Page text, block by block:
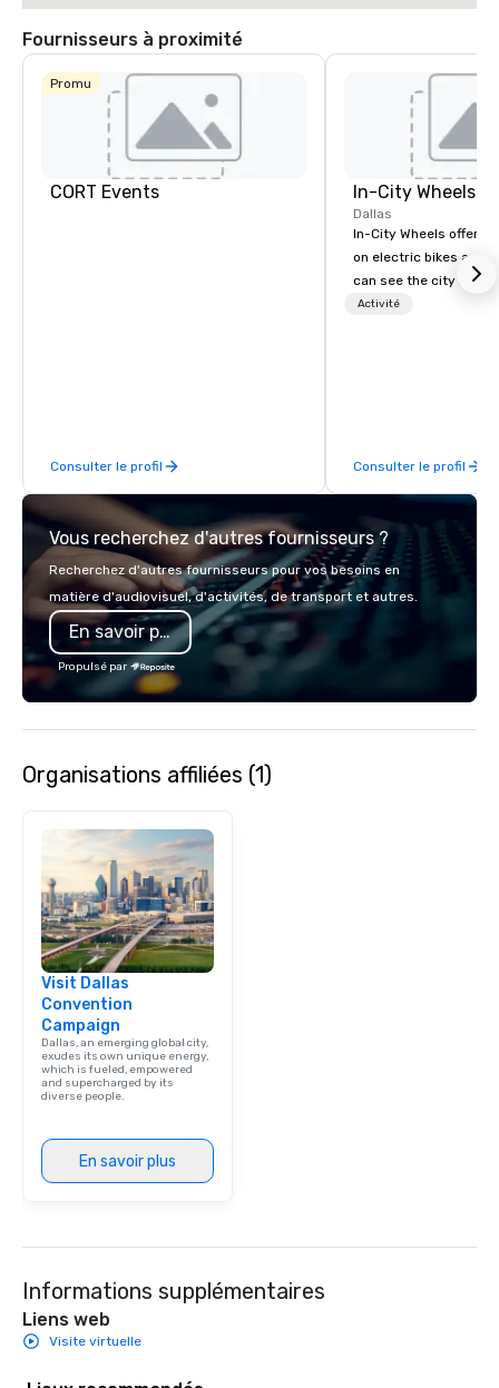
Fournisseurs à proximité
Promu
CORT Events
Consulter le profil
In-City Wheels
Dallas
In-City Wheels offers
on electric bikes and
can see the city in
possible. Our tours
Activité
Consulter le profil
Vous recherchez d'autres fournisseurs ?
Recherchez d'autres fournisseurs pour vos besoins en
matière d'audiovisuel, d'activités, de transport et autres.
En savoir plus
Propulsé par
Organisations affiliées (1)
Visit Dallas
Convention
Campaign
Dallas, an emerging global city,
exudes its own unique energy,
which is fueled, empowered
and supercharged by its
diverse people.
En savoir plus
Informations supplémentaires
Liens web
Visite virtuelle